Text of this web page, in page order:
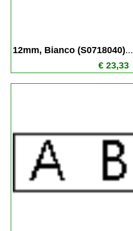
12mm, Bianco (S0718040)...
€ 23,33